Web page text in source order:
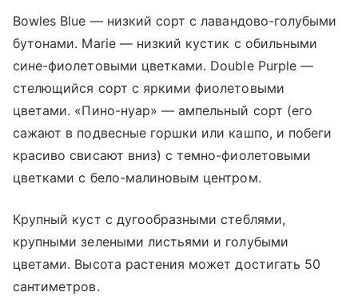
Bowles Blue — низкий сорт с лавандово-голубыми
бутонами. Marie — низкий кустик с обильными
сине-фиолетовыми цветками. Double Purple —
стелющийся сорт с яркими фиолетовыми
цветами. «Пино-нуар» — ампельный сорт (его
сажают в подвесные горшки или кашпо, и побеги
красиво свисают вниз) с темно-фиолетовыми
цветками с бело-малиновым центром.
Крупный куст с дугообразными стеблями,
крупными зелеными листьями и голубыми
цветами. Высота растения может достигать 50
сантиметров.